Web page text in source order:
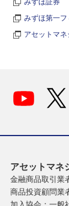
みずほ証券
みずほ第一
アセットマ
アセットマネ
金融商品取引業
商品投資顧問業